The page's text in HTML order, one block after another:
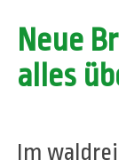
Neue
alles
Im